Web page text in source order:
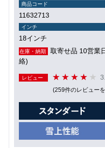
商品コード
11632713
インチ
18インチ
在庫・納期
取寄せ品 10営業
絡)
レビュー
(259件のレビュー